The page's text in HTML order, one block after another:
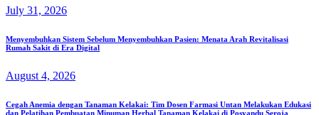
July 31, 2026
Menyembuhkan Sistem Sebelum Menyembuhkan Pasien: Menata Arah Revitalisasi
Rumah Sakit di Era Digital
August 4, 2026
Cegah Anemia dengan Tanaman Kelakai: Tim Dosen Farmasi Untan Melakukan Edukasi
dan Pelatihan Pembuatan Minuman Herbal Tanaman Kelakai di Posyandu Seroja